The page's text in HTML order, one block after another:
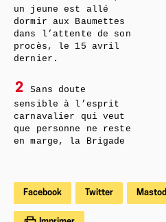
un jeune est allé
dormir aux Baumettes
dans l’attente de son
procès, le 15 avril
dernier.
2
Sans doute
sensible à l’esprit
carnavalier qui veut
que personne ne reste
en marge, la Brigade
Facebook Twitter